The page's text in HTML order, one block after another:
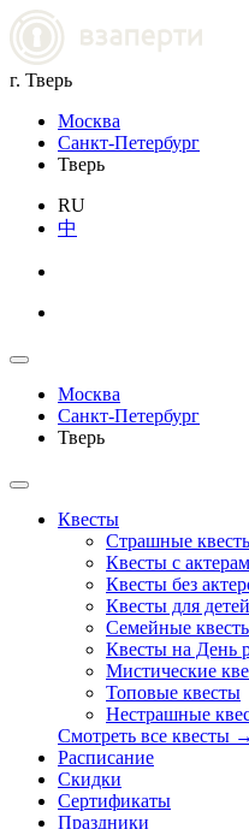
г. Тверь
Москва
Санкт-Петербург
Тверь
RU
中
Москва
Санкт-Петербург
Тверь
Квесты
Страшные
Квесты с
Квесты без
Квесты для детей
Семейные
Квесты на День
Мистические
Топовые квесты
Нестрашные
Смотреть все квесты →
Расписание
Скидки
Сертификаты
Праздники